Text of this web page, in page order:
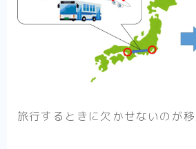
旅行するときに欠かせないのが移